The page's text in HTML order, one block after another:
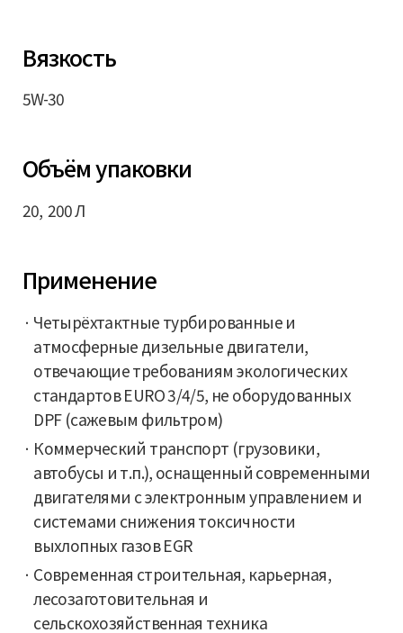
Вязкость
5W-30
Объём упаковки
20, 200 Л
Применение
Четырёхтактные турбированные и
атмосферные дизельные двигатели,
отвечающие требованиям экологических
стандартов EURO 3/4/5, не оборудованных
DPF (сажевым фильтром)
Коммерческий транспорт (грузовики,
автобусы и т.п.), оснащенный современными
двигателями с электронным управлением и
системами снижения токсичности
выхлопных газов EGR
Современная строительная, карьерная,
лесозаготовительная и
сельскохозяйственная техника